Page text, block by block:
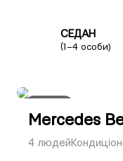
СЕДАН
(1–4 особи)
Mercedes
4 людей